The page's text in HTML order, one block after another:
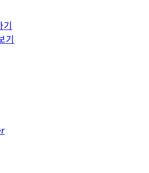
기
기